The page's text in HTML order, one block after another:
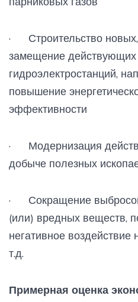
· Строительство
замещение
гидроэлектростанций,
повышение
эффективности
· Модернизация
добыче полезных
· Сокращение
(или) вредных веществ,
негативное
т.д.
Примерная оценка